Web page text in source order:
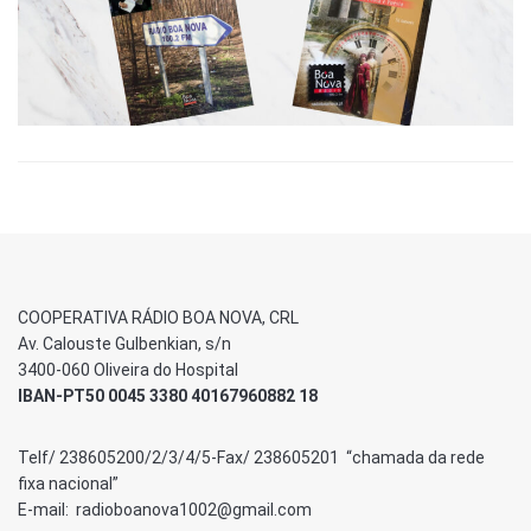
COOPERATIVA RÁDIO BOA NOVA, CRL
Av. Calouste Gulbenkian, s/n
3400-060 Oliveira do Hospital
IBAN-PT50 0045 3380 40167960882 18
Telf/ 238605200/2/3/4/5-Fax/ 238605201 “chamada da rede
fixa nacional”
E-mail: radioboanova1002@gmail.com